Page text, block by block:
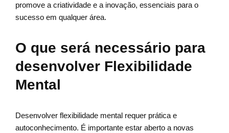
promove a criatividade e a inovação, essenciais para o
sucesso em qualquer área.
O que será necessário para
desenvolver Flexibilidade
Mental
Desenvolver flexibilidade mental requer prática e
autoconhecimento. É importante estar aberto a novas